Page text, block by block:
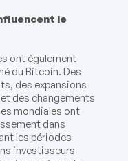
le
ont également
du Bitcoin. Des
des expansions
des changements
mondiales ont
dans
les périodes
investisseurs